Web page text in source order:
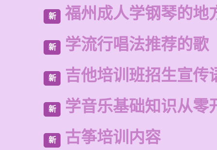
新 福州成人学钢琴的地
新 学流行唱法推荐的歌
新 吉他培训班招生宣传
新 学音乐基础知识从零
新 古筝培训内容